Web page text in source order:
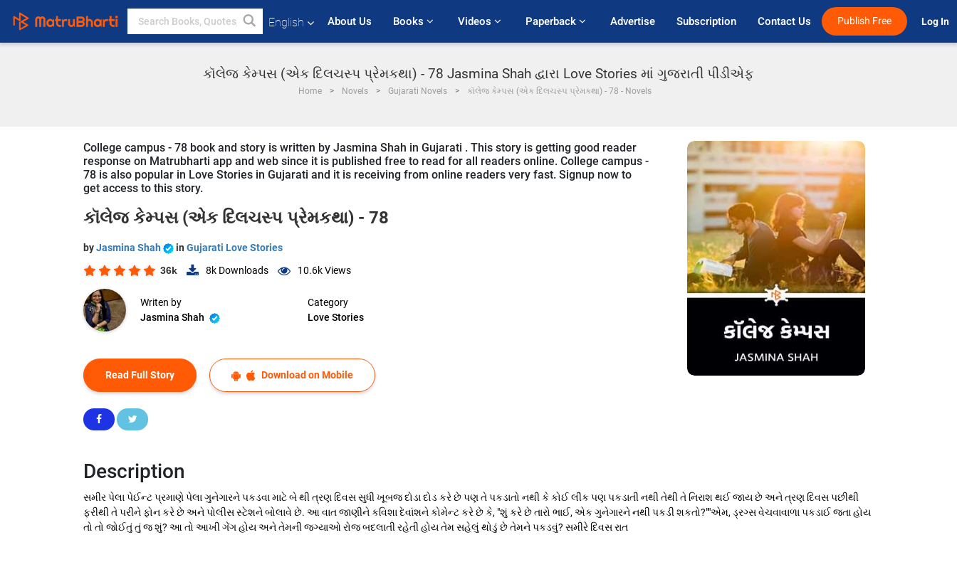
English About Us Books Videos Paperback Advertise Subscription Contact Us Publish Free Log In
કૉલેજ કેમ્પસ (એક દિલચસ્પ પ્રેમકથા) - 78 Jasmina Shah દ્વારા Love Stories માં ગુજરાતી પીડીએફ
Home Novels Gujarati Novels કૉલેજ કેમ્પસ (એક દિલચસ્પ પ્રેમકથા) - 78 - Novels
College campus - 78 book and story is written by Jasmina Shah in Gujarati . This story is getting good reader
response on Matrubharti app and web since it is published free to read for all readers online. College campus -
78 is also popular in Love Stories in Gujarati and it is receiving from online readers very fast. Signup now to
get access to this story.
કૉલેજ કેમ્પસ (એક દિલચસ્પ પ્રેમકથા) - 78
byJasmina Shah in Gujarati Love Stories
36k 8k Downloads 10.6kViews
Writen by
Jasmina Shah
Category
Love Stories
Read Full Story Download on Mobile
Description
સમીર પેલા પેઈન્ટ પ્રમાણે પેલા ગુનેગારને પકડવા માટે બે થી ત્રણ દિવસ સુધી ખૂબજ દોડા દોડ કરે છે પણ તે પકડાતો નથી કે કોઈ લીંક પણ પકડાતી નથી તેથી તે નિરાશ થઈ જાય છે અને ત્રણ દિવસ પછીથી
ફરીથી તે પરીને ફોન કરે છે અને પોલીસ સ્ટેશને બોલાવે છે. આ વાત જાણીને કવિશા દેવાંશને કોમેન્ટ કરે છે કે, "શું કરે છે તારો ભાઈ, એક ગુનેગારને નથી પકડી શકતો?""એમ, ડ્રગ્સ વેચવાવાળા પકડાઈ જતા હોય
તો તો જોઈતું તું જ શું? આ તો આખી ગેંગ હોય અને તેમની જગ્યાઓ રોજ બદલાતી રહેતી હોય તેમ સહેલું થોડું છે તેમને પકડવું? સમીરે દિવસ રાત